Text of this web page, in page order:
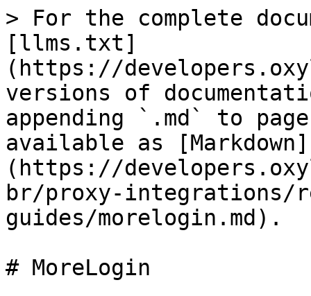
> For the complete
[llms.txt]
(https://
versions of
appending `.md` to
available as [Markdown]
(https://
br/proxy-integrations/
guides/morelogin.md).
# MoreLogin